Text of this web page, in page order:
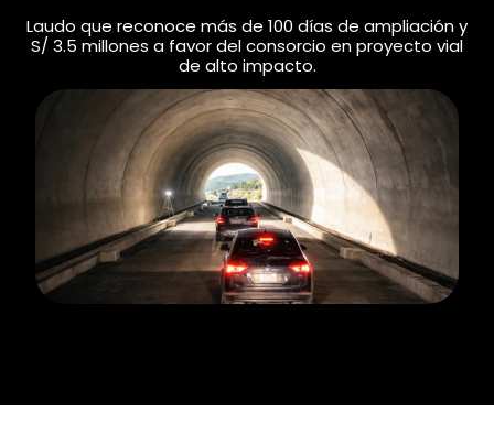
Laudo que reconoce más de 100 días de ampliación y
S/ 3.5 millones a favor del consorcio en proyecto vial
de alto impacto.